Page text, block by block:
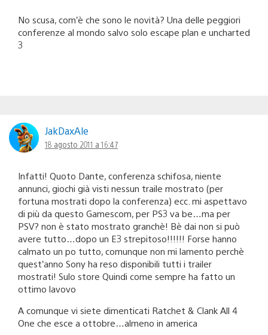
No scusa, com’è che sono le novità? Una delle peggiori
conferenze al mondo salvo solo escape plan e uncharted
3
JakDaxAle
18 agosto 2011 a 16:47
Infatti! Quoto Dante, conferenza schifosa, niente
annunci, giochi già visti nessun traile mostrato (per
fortuna mostrati dopo la conferenza) ecc. mi aspettavo
di più da questo Gamescom, per PS3 va be…ma per
PSV? non è stato mostrato granchè! Bè dai non si può
avere tutto…dopo un E3 strepitoso!!!!!! Forse hanno
calmato un po tutto, comunque non mi lamento perchè
quest’anno Sony ha reso disponibili tutti i trailer
mostrati! Sulo store Quindi come sempre ha fatto un
ottimo lavovo
A comunque vi siete dimenticati Ratchet & Clank All 4
One che esce a ottobre…almeno in america